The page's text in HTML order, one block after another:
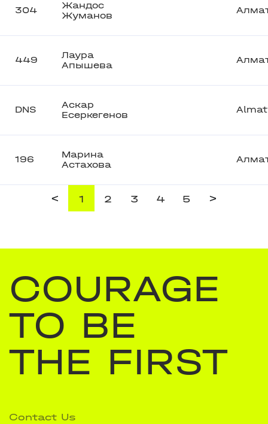
304
Жандос
Жуманов
449
Лаура
Апышева
DNS
Аскар
Есеркегенов
196
Марина
Астахова
< 1 2 3 4 5 >
COURAGE
TO BE
THE FIRST
Contact Us